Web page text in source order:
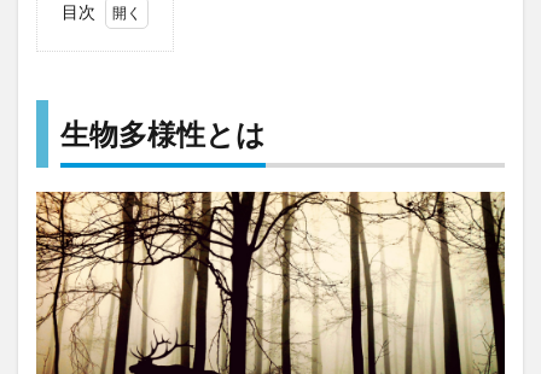
目次
性と
は
1.1
生態
系の
多様
性
1.2
種の
生物多様性とは